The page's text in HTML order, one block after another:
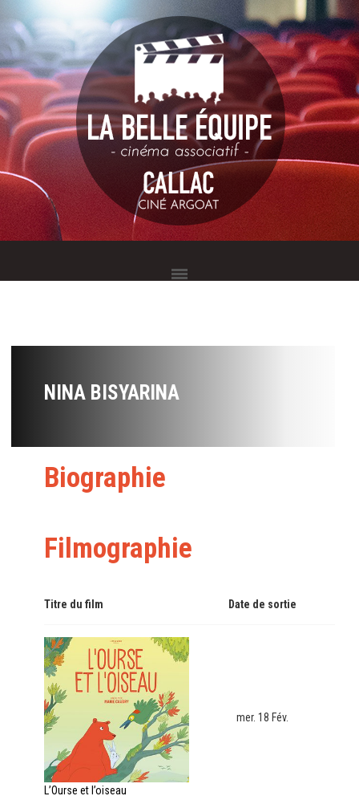
NINA BISYARINA
Biographie
Filmographie
Titre du film Date de sortie
L’Ourse et l’oiseau
mer. 18 Fév.